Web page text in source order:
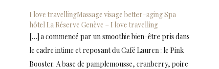
I love travellingMassage visage better-aging Spa
hôtel La Réserve Genève – I love travelling
[…] a commencé par un smoothie bien-être pris dans
le cadre intime et reposant du Café Lauren : le Pink
Booster. A base de pamplemousse, cranberry, poire